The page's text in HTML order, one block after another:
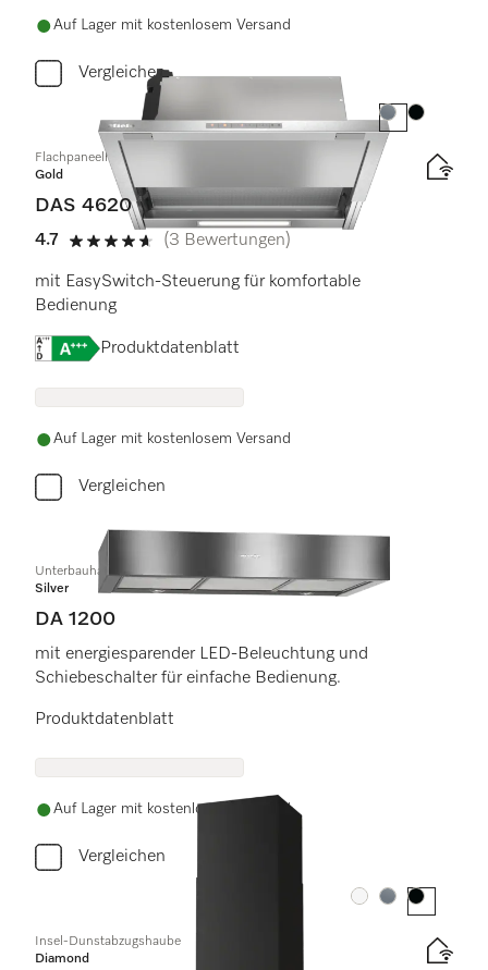
Auf Lager mit kostenlosem Versand
Vergleichen
Farbe:Farbe:
Flachpaneelhaube
Gold
DAS 4620
4.7
4.7 Sterne von 5
(3 Bewertungen)
mit EasySwitch-Steuerung für komfortable
Bedienung
Onlinelabel Image, Energielabel
Produktdatenblatt
Auf Lager mit kostenlosem Versand
Vergleichen
Unterbauhaube
Silver
DA 1200
mit energiesparender LED-Beleuchtung und
Schiebeschalter für einfache Bedienung.
Produktdatenblatt
Auf Lager mit kostenlosem Versand
Vergleichen
Farbe:Farbe:Farbe:
Insel-Dunstabzugshaube
Diamond